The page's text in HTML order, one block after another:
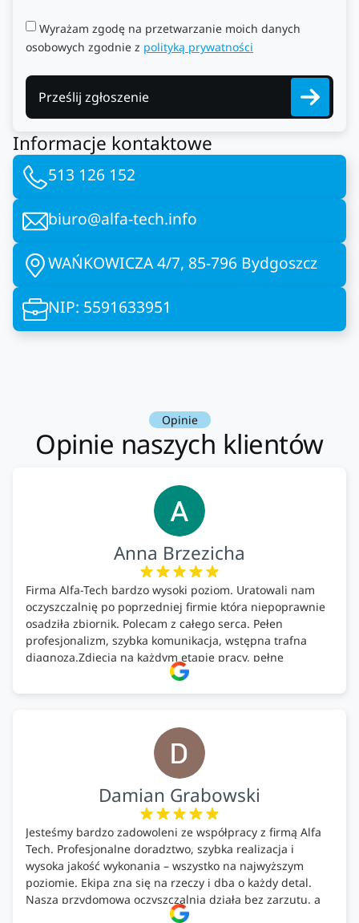
Wyrażam zgodę na przetwarzanie moich danych
osobowych zgodnie z polityką prywatności
Prześlij zgłoszenie
Informacje kontaktowe
513 126 152
biuro@alfa-tech.info
WAŃKOWICZA 4/7, 85-796 Bydgoszcz
NIP: 5591633951
Opinie
Opinie naszych klientów
Anna Brzezicha
Firma Alfa-Tech bardzo wysoki poziom. Uratowali nam
oczyszczalnię po poprzedniej firmie która niepoprawnie
osadziła zbiornik. Polecam z całego serca. Pełen
profesjonalizm, szybka komunikacja, wstępna trafna
diagnoza.Zdjęcia na każdym etapie pracy, pełne
doradztwo.Dobrze wyszkoleni i znający się na rzeczy.
Podsumowując ekipa na wysokim poziomie, rzetelna.
Damian Grabowski
Jesteśmy bardzo zadowoleni ze współpracy z firmą Alfa
Tech. Profesjonalne doradztwo, szybka realizacja i
wysoka jakość wykonania – wszystko na najwyższym
poziomie. Ekipa zna się na rzeczy i dba o każdy detal.
Nasza przydomowa oczyszczalnia działa bez zarzutu, a
całość została wykonana zgodnie z terminem i